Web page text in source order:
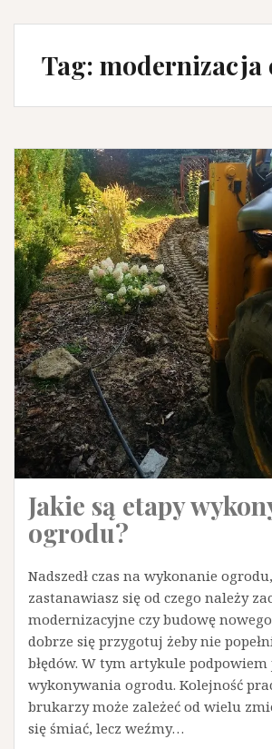
Tag: modernizacja
Jakie są etapy
ogrodu?
Nadszedł czas na wykonanie
zastanawiasz się od czego należy
modernizacyjne czy budowę
dobrze się przygotuj żeby nie
błędów. W tym artykule podpowiem
wykonywania ogrodu. Kolejność
brukarzy może zależeć od wielu
się śmiać, lecz weźmy…